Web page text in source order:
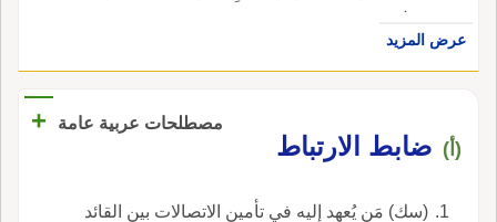
رجل.
عرض المزيد
مصطلحات عربية عامة +
(أ) ضابط الارتباط
(سك) مَن يُعهد إليه في تأمين الاتصالات بين القائد